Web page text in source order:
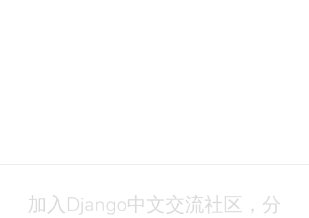
加入Django中文交流社区，分